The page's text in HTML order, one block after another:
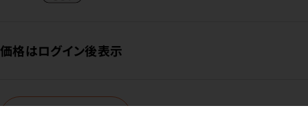
価格はログイン後表示